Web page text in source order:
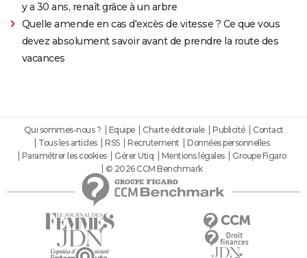
y a 30 ans, renaît grâce à un arbre
Quelle amende en cas d'excès de vitesse ? Ce que vous
devez absolument savoir avant de prendre la route des
vacances
Qui sommes-nous ? Equipe Charte éditoriale Publicité
Contact
Tous les articles
RSS Recrutement
Données personnelles
Paramétrer les cookies
Gérer Utiq Mentions légales
Groupe Figaro
© 2026 CCM Benchmark